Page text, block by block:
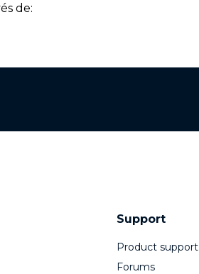
de:
Support
Product support
Forums